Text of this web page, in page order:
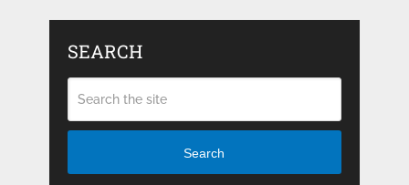
SEARCH
Search